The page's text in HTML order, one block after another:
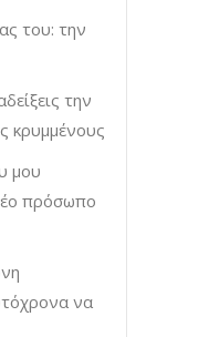
του: την
την
κρυμμένους
μου
πρόσωπο
να